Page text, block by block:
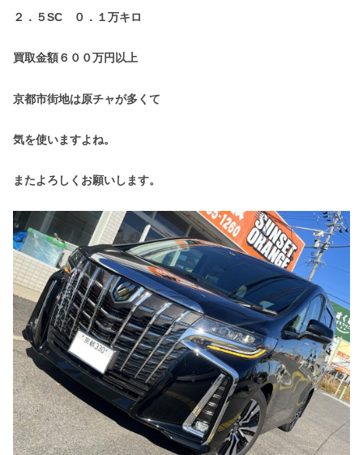
２．５SC ０．１万キロ
買取金額６００万円以上
京都市街地は原チャが多くて
気を使いますよね。
またよろしくお願いします。